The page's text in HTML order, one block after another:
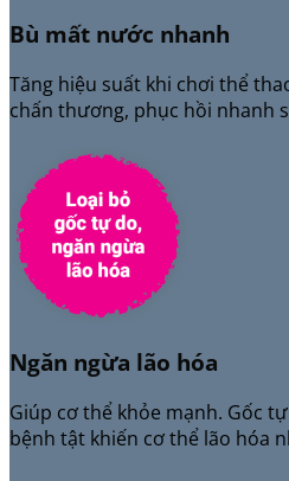
Bù mất nước nhanh
Tăng hiệu suất khi chơi thể
chấn thương, phục hồi nhanh
Ngăn ngừa lão hóa
Giúp cơ thể khỏe mạnh. Gốc
bệnh tật khiến cơ thể lão hóa